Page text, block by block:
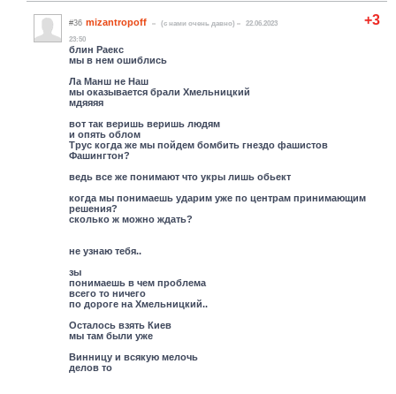
+3
#36 mizantropoff (c нами очень давно)
22.06.2023
23:50
блин Раекс
мы в нем ошиблись
Ла Манш не Наш
мы оказывается брали Хмельницкий
мдяяяя
вот так веришь веришь людям
и опять облом
Трус когда же мы пойдем бомбить гнездо фашистов
Фашингтон?
ведь все же понимают что укры лишь обьект
когда мы понимаешь ударим уже по центрам принимающим
решения?
сколько ж можно ждать?
не узнаю тебя..
зы
понимаешь в чем проблема
всего то ничего
по дороге на Хмельницкий..
Осталось взять Киев
мы там были уже
Винницу и всякую мелочь
делов то